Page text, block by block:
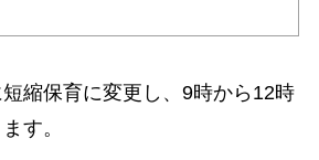
縮保育に変更し、9時から12時
す。